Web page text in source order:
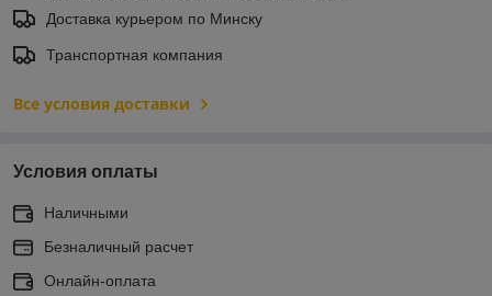
Доставка курьером по Минску
Транспортная компания
Все условия доставки
Условия оплаты
Наличными
Безналичный расчет
Онлайн-оплата